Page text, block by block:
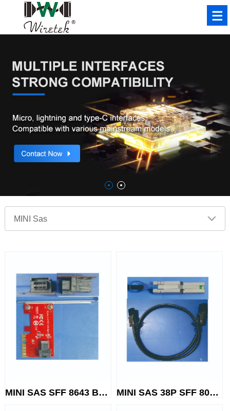
MINI SAS SFF 8643 Board end c... MINI SAS 38P SFF 8088 TO SFF ...